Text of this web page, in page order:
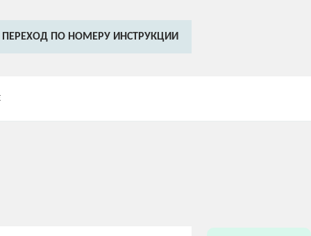
ПЕРЕХОД ПО НОМЕРУ ИНСТРУКЦИИ